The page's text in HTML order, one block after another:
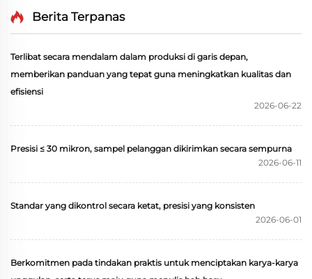
Bagaimana cara beralih dari mengejar
kesempurnaan menjadi para pemimpin...
Berita Terpanas
Terlibat secara mendalam dalam produksi di garis depan,
memberikan panduan yang tepat guna meningkatkan kualitas dan
efisiensi
2026-06-22
Presisi ≤ 30 mikron, sampel pelanggan dikirimkan secara sempurna
2026-06-11
Standar yang dikontrol secara ketat, presisi yang konsisten
2026-06-01
Berkomitmen pada tindakan praktis untuk menciptakan karya-karya